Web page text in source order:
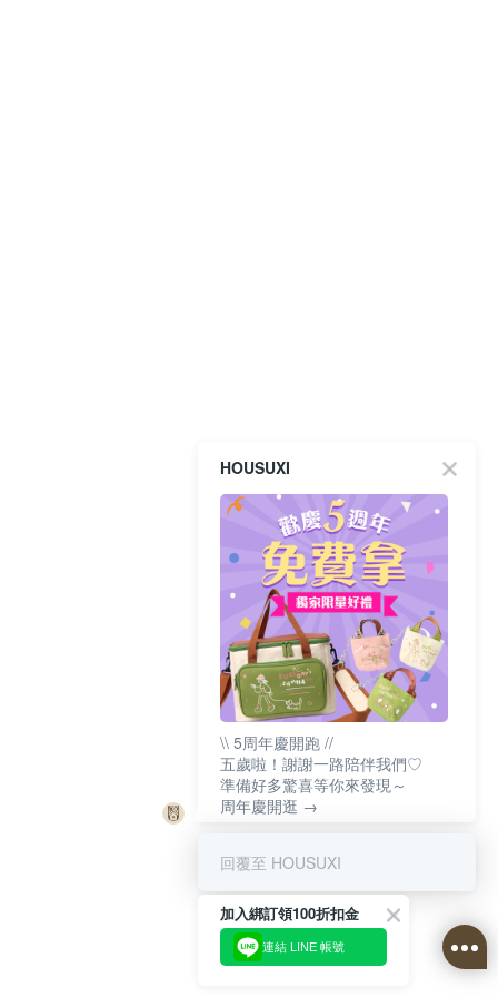
HOUSUXI
\\ 5周年慶開跑 //
五歲啦！謝謝一路陪伴我們♡
準備好多驚喜等你來發現～
周年慶開逛 →
回覆至 HOUSUXI
加入綁訂領100折扣金
連結 LINE 帳號